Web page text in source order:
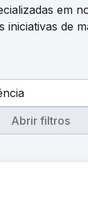
em
iniciativas de
Abrir filtros